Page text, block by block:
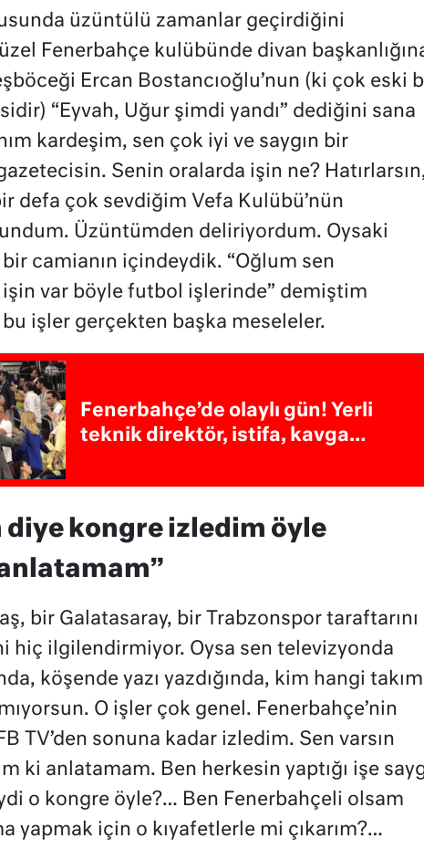
üzüntülü zamanlar geçirdiğini
Fenerbahçe kulübünde divan
Ercan Bostancıoğlu’nun (ki çok eski
“Eyvah, Uğur şimdi yandı” dediğini sana
kardeşim, sen çok iyi ve saygın bir
Senin oralarda işin ne?
defa çok sevdiğim Vefa Kulübü’nün
Üzüntümden deliriyordum. Oysaki
camianın içindeydik. “Oğlum sen
var böyle futbol işlerinde” demiştim
işler gerçekten başka meseleler.
Fenerbahçe’de olaylı gün! Yerli
teknik direktör, istifa, kavga…
diye kongre izledim öyle
bir Galatasaray, bir Trabzonspor taraftarını
hiç ilgilendirmiyor. Oysa sen televizyonda
köşende yazı yazdığında, kim hangi
O işler çok genel. Fenerbahçe’nin
TV’den sonuna kadar izledim. Sen varsın
ki anlatamam. Ben herkesin yaptığı işe
o kongre öyle?… Ben Fenerbahçeli olsam
yapmak için o kıyafetlerle mi çıkarım?…